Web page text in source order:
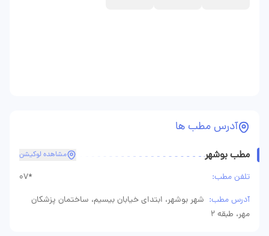
آدرس مطب ها
مطب بوشهر مشاهده لوکیشن
تلفن مطب:
07*
آدرس مطب: شهر بوشهر، ابتدای خیابان بیسیم، ساختمان پزشکان
مهر، طبقه 2